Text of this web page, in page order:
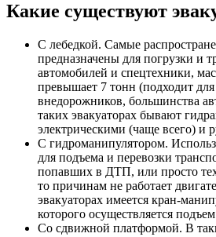
Какие существуют
С лебедкой. Самые
предназначены для погрузки и
автомобилей и спецтехники,
превышает 7 тонн (подходит
внедорожников, большинства
таких эвакуаторах бывают
электрическими (чаще всего) и
С гидроманипулятором.
для подъема и перевозки
попавших в ДТП, или просто
то причинам не работает
эвакуаторах имеется кран-
которого осуществляется
Со сдвижной платформой. В